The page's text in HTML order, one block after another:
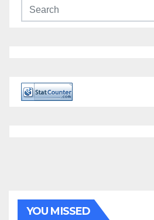
YOU MISSED